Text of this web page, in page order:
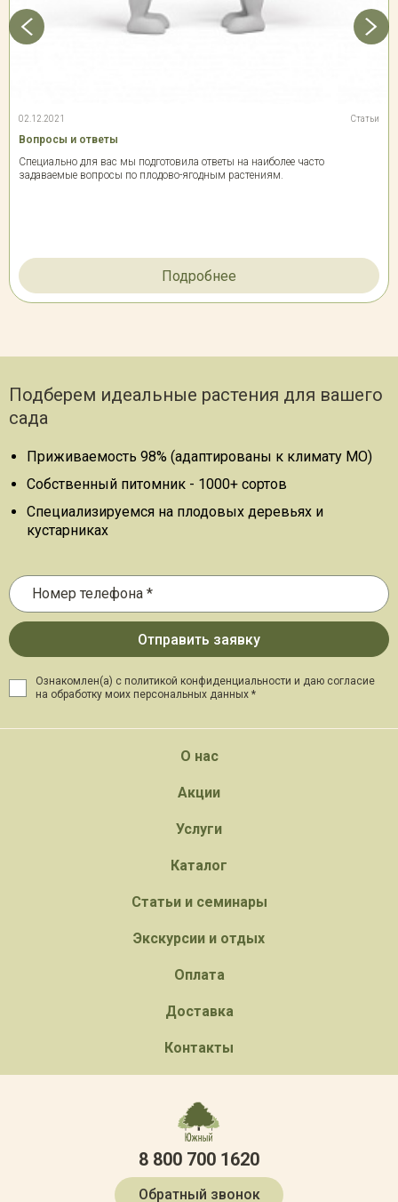
02.12.2021 Статьи
Вопросы и ответы
Специально для вас мы подготовила ответы на наиболее часто
задаваемые вопросы по плодово-ягодным растениям.
Подробнее
Подберем идеальные растения для вашего
сада
Приживаемость 98% (адаптированы к климату МО)
Собственный питомник - 1000+ сортов
Специализируемся на плодовых деревьях и
кустарниках
Ознакомлен(а) с политикой конфиденциальности и даю согласие
на обработку моих персональных данных *
О нас
Акции
Услуги
Каталог
Статьи и семинары
Экскурсии и отдых
Оплата
Доставка
Контакты
8 800 700 1620
Обратный звонок